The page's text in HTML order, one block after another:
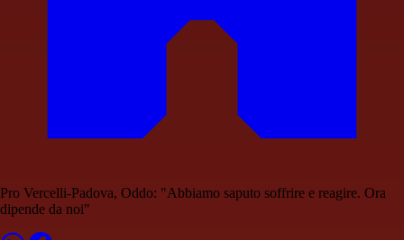
Pro Vercelli-Padova, Oddo: "Abbiamo saputo soffrire e reagire. Ora
dipende da noi"